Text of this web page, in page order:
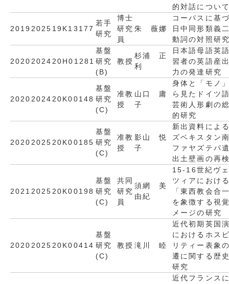
的対話につい
2019 2025 19K13177
若手
研究
博士
研究
員
朱 薇娜
コーパスに基
日中同形類義
動詞の対照研
2020 2024 20H01281
基盤
研究
(B)
教授
杉浦 正
利
日本語母語英
習者の英語産
力の発達研究
2020 2024 20K00148
基盤
研究
(C)
准教
授
山口 庸
子
身体と「モノ
ら見たドイツ
芸術人形劇の
的研究
2020 2025 20K00185
基盤
研究
(C)
准教
授
影山 悦
子
新出資料によ
ズベキスタン
ファヤズテパ
出土壁画の再
2021 2025 20K00198
基盤
研究
(C)
共同
研究
員
須網 美
由紀
15-16世紀ヴ
ツィアにおけ
「東西教会合
を象徴する視
メージの研究
2020 2025 20K00414
基盤
研究
(C)
教授 滝川 睦
近代初期英国
におけるホス
リティー表象
遷に関する歴
研究
近代フランス